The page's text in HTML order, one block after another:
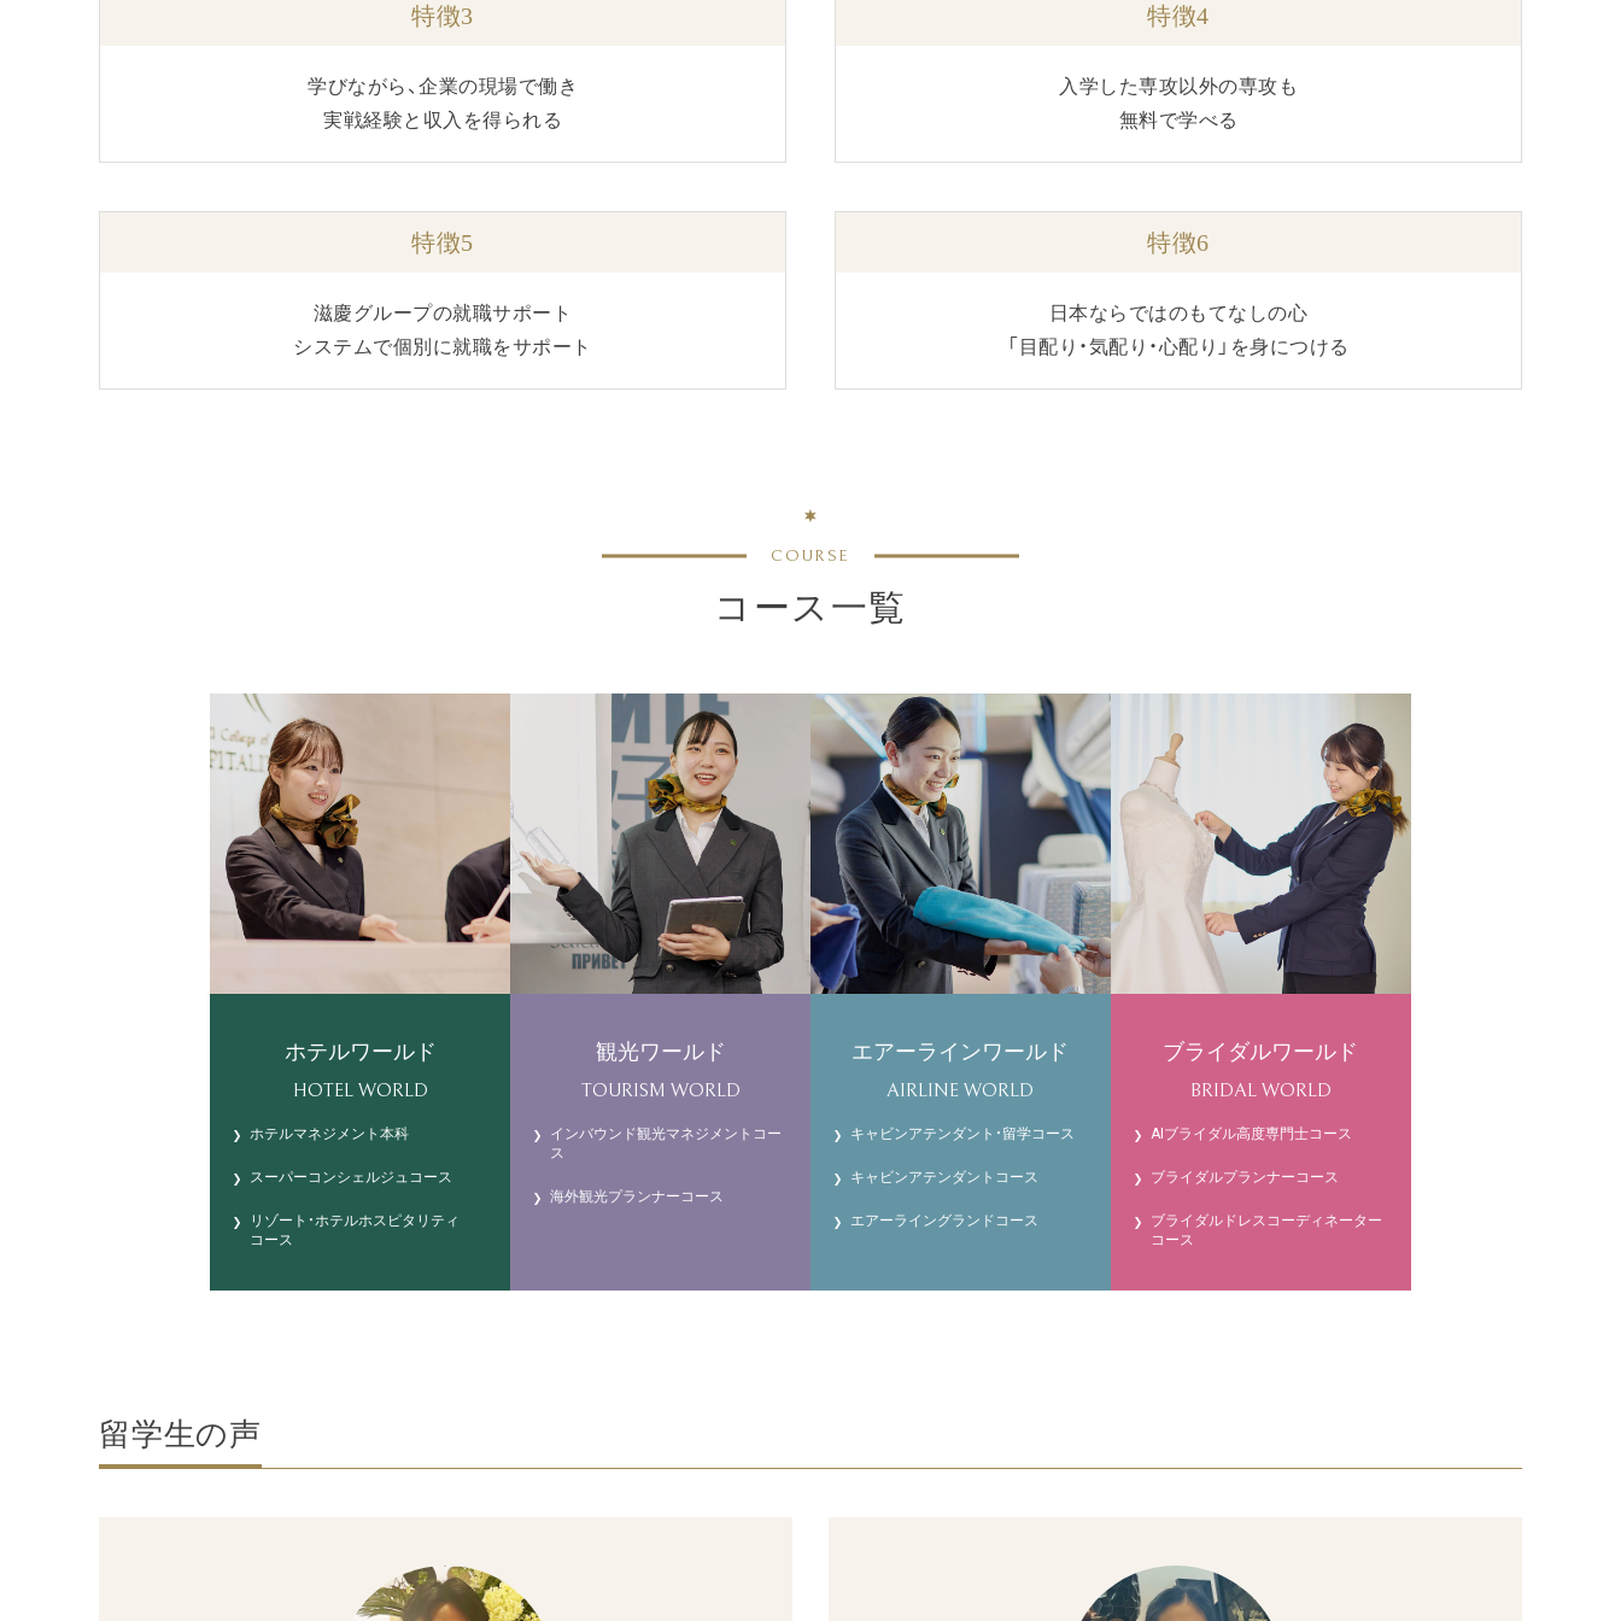
特徴3
学びながら、企業の現場で働き
実戦経験と収入を得られる
特徴4
入学した専攻以外の専攻も
無料で学べる
特徴5
滋慶グループの就職サポート
システムで個別に就職をサポート
特徴6
日本ならではのもてなしの心
「目配り・気配り・心配り」を身につける
COURSE
コース一覧
ホテルワールド
HOTEL WORLD
ホテルマネジメント本科
スーパーコンシェルジュコース
リゾート・ホテルホスピタリティ
コース
観光ワールド
TOURISM WORLD
インバウンド観光マネジメントコー
ス
海外観光プランナーコース
エアーラインワールド
AIRLINE WORLD
キャビンアテンダント・留学コース
キャビンアテンダントコース
エアーライングランドコース
ブライダルワールド
BRIDAL WORLD
AIブライダル高度専門士コース
ブライダルプランナーコース
ブライダルドレスコーディネーター
コース
留学生の声